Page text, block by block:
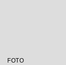
FOTO